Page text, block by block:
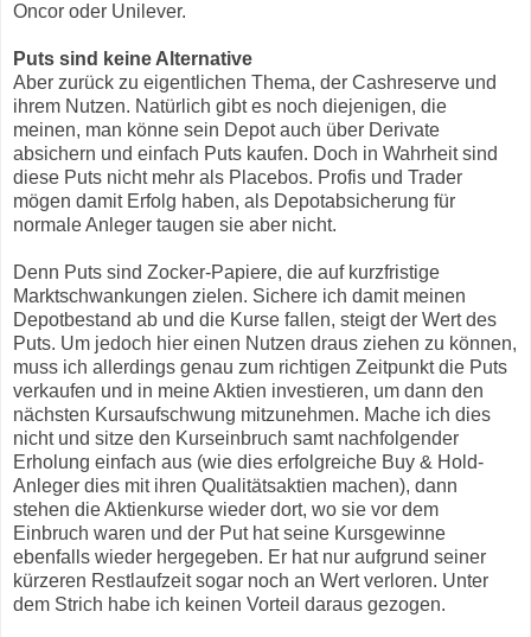
Oncor oder Unilever.
Puts sind keine Alternative
Aber zurück zu eigentlichen Thema, der Cashreserve und
ihrem Nutzen. Natürlich gibt es noch diejenigen, die
meinen, man könne sein Depot auch über Derivate
absichern und einfach Puts kaufen. Doch in Wahrheit sind
diese Puts nicht mehr als Placebos. Profis und Trader
mögen damit Erfolg haben, als Depotabsicherung für
normale Anleger taugen sie aber nicht.
Denn Puts sind Zocker-Papiere, die auf kurzfristige
Marktschwankungen zielen. Sichere ich damit meinen
Depotbestand ab und die Kurse fallen, steigt der Wert des
Puts. Um jedoch hier einen Nutzen draus ziehen zu können,
muss ich allerdings genau zum richtigen Zeitpunkt die Puts
verkaufen und in meine Aktien investieren, um dann den
nächsten Kursaufschwung mitzunehmen. Mache ich dies
nicht und sitze den Kurseinbruch samt nachfolgender
Erholung einfach aus (wie dies erfolgreiche Buy & Hold-
Anleger dies mit ihren Qualitätsaktien machen), dann
stehen die Aktienkurse wieder dort, wo sie vor dem
Einbruch waren und der Put hat seine Kursgewinne
ebenfalls wieder hergegeben. Er hat nur aufgrund seiner
kürzeren Restlaufzeit sogar noch an Wert verloren. Unter
dem Strich habe ich keinen Vorteil daraus gezogen.